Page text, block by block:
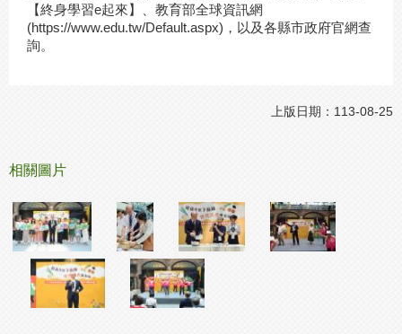
【終身學習e起來】、教育部全球資訊網
(https://www.edu.tw/Default.aspx)，以及各縣市政府官網查
詢。
上版日期：113-08-25
相關圖片